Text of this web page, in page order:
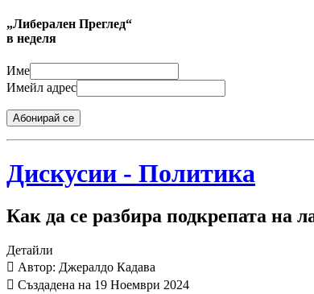
„Либерален Преглед“
в неделя
Име
Имейл адрес
Абонирай се
Дискусии - Политика
Как да се разбира подкрепата на
Детайли
Автор: Джералдо Кадава
Създадена на 19 Ноември 2024